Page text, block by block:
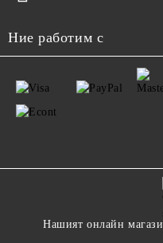
Ние работим с
Нашият онлайн